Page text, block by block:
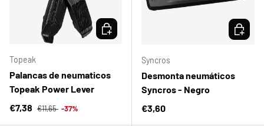
Topeak
Palancas de neumaticos
Topeak Power Lever
Precio de venta
€7,38 Precio normal
€11,65 -37%
ELEGIR OPCIONES
Syncros
Desmonta neumáticos
Syncros - Negro
Precio normal
€3,60
ELEGIR